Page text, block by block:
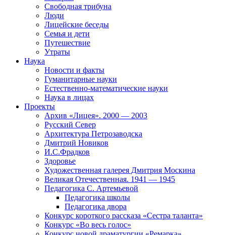
Свободная трибуна
Люди
Лицейские беседы
Семья и дети
Путешествие
Утраты
Наука
Новости и факты
Гуманитарные науки
Естественно-математические науки
Наука в лицах
Проекты
Архив «Лицея». 2000 — 2003
Русский Север
Архитектура Петрозаводска
Дмитрий Новиков
И.С.Фрадков
Здоровье
Художественная галерея Дмитрия Москина
Великая Отечественная. 1941 — 1945
Педагогика С. Артемьевой
Педагогика школы
Педагогика двора
Конкурс короткого рассказа «Сестра таланта»
Конкурс «Во весь голос»